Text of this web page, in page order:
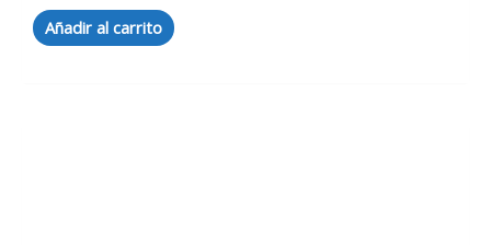
Añadir al carrito